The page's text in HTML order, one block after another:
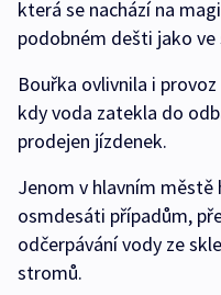
která se nachází na
podobném dešti jako
Bouřka ovlivnila i
kdy voda zatekla do
prodejen jízdenek.
Jenom v hlavním městě
osmdesáti případům,
odčerpávání vody ze
stromů.